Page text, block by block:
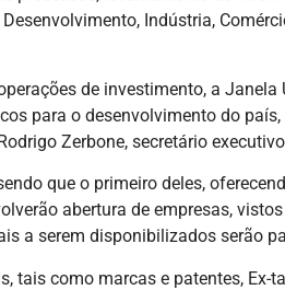
Indústria,
de investimento, a
para o desenvolvimento do
Zerbone, secretário
que o primeiro deles,
abertura de empresas,
a serem disponibilizados serão
tais como marcas e patentes,